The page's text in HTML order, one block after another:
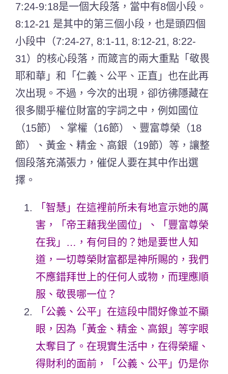
7:24-9:18是一個大段落，當中有8個小段。
8:12-21 是其中的第三個小段，也是頭四個
小段中（7:24-27, 8:1-11, 8:12-21, 8:22-
31）的核心段落，而箴言的兩大重點「敬畏
耶和華」和「仁義、公平、正直」也在此再
次出現。不過，今次的出現，卻彷彿隱藏在
很多關乎權位財富的字詞之中，例如國位
（15節）、掌權（16節）、豐富尊榮（18
節）、黃金、精金、高銀（19節）等，讓整
個段落充滿張力，催促人要在其中作出選
擇。
「智慧」在這裡前所未有地宣示她的厲
害，「帝王藉我坐國位」、「豐富尊榮
在我」…，有何目的？她是要世人知
道，一切尊榮財富都是神所賜的，我們
不應錯拜世上的任何人或物，而理應順
服、敬畏哪一位？
「公義、公平」在這段中間好像並不顯
眼，因為「黃金、精金、高銀」等字眼
太奪目了。在現實生活中，在得榮耀、
得財利的面前，「公義、公平」仍是你